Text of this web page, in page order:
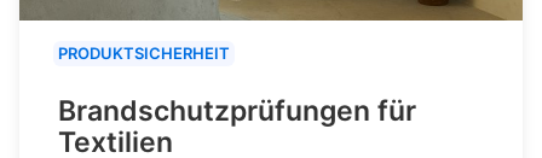
PRODUKTSICHERHEIT
Brandschutzprüfungen für
Textilien